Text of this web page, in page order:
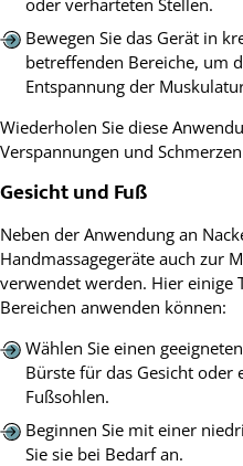
oder verhärteten Stellen.
Bewegen Sie das Gerät in
betreffenden Bereiche, um
Entspannung der
Wiederholen Sie diese
Verspannungen und
Gesicht und Fuß
Neben der Anwendung an
Handmassagegeräte auch zur
verwendet werden. Hier einige
Bereichen anwenden können:
Wählen Sie einen
Bürste für das Gesicht oder
Fußsohlen.
Beginnen Sie mit einer
Sie sie bei Bedarf an.